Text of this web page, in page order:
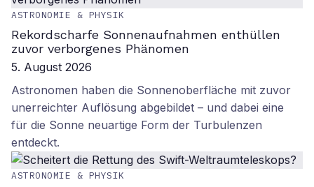
ASTRONOMIE & PHYSIK
Rekordscharfe Sonnenaufnahmen enthüllen
zuvor verborgenes Phänomen
5. August 2026
Astronomen haben die Sonnenoberfläche mit zuvor
unerreichter Auflösung abgebildet – und dabei eine
für die Sonne neuartige Form der Turbulenzen
entdeckt.
ASTRONOMIE & PHYSIK